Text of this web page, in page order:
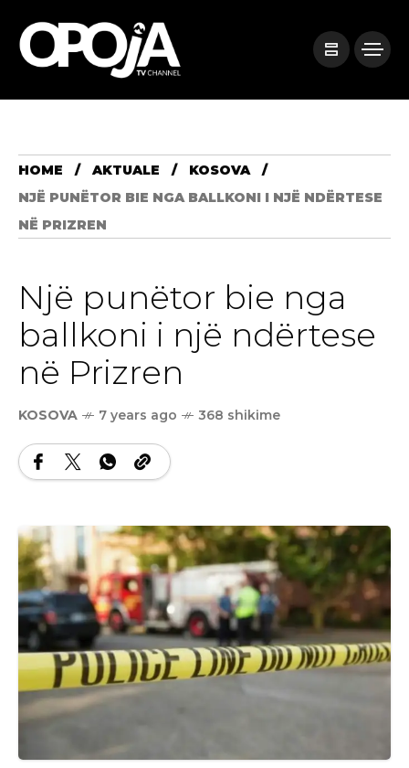
HOME AKTUALE
KOSOVA
NJË PUNËTOR BIE NGA BALLKONI I NJË NDËRTESE
NË PRIZREN
Një punëtor bie nga
ballkoni i një ndërtese
në Prizren
KOSOVA 7 years ago 368 shikime